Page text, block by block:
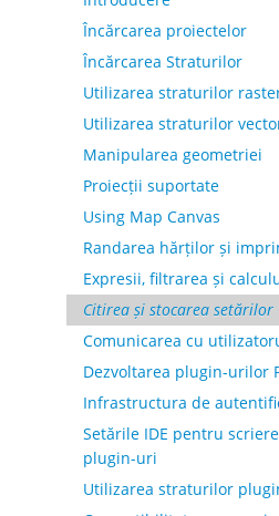
Încărcarea proiectelor
Încărcarea Straturilor
Utilizarea straturilor
Utilizarea straturilor
Manipularea geometriei
Proiecții suportate
Using Map Canvas
Randarea hărților și
Expresii, filtrarea și
Citirea și stocarea setărilor
Comunicarea cu
Dezvoltarea plugin-urilor
Infrastructura de
Setările IDE pentru
plugin-uri
Utilizarea straturilor